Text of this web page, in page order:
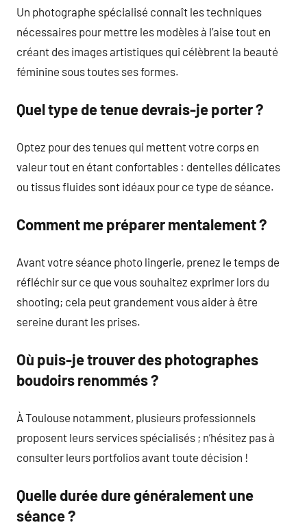
Un photographe spécialisé connaît les techniques
nécessaires pour mettre les modèles à l’aise tout en
créant des images artistiques qui célèbrent la beauté
féminine sous toutes ses formes.
Quel type de tenue devrais-je porter ?
Optez pour des tenues qui mettent votre corps en
valeur tout en étant confortables : dentelles délicates
ou tissus fluides sont idéaux pour ce type de séance.
Comment me préparer mentalement ?
Avant votre séance photo lingerie, prenez le temps de
réfléchir sur ce que vous souhaitez exprimer lors du
shooting; cela peut grandement vous aider à être
sereine durant les prises.
Où puis-je trouver des photographes
boudoirs renommés ?
À Toulouse notamment, plusieurs professionnels
proposent leurs services spécialisés ; n’hésitez pas à
consulter leurs portfolios avant toute décision !
Quelle durée dure généralement une
séance ?